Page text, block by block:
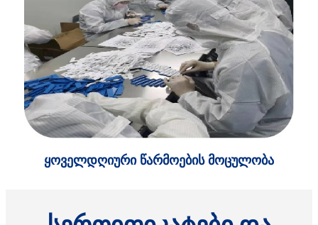
ყოველდღიური წარმოების მოცულობა